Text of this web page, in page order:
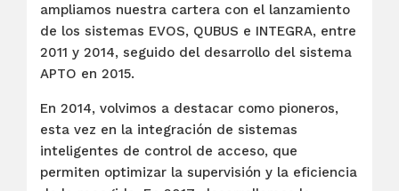
ampliamos nuestra cartera con el lanzamiento
de los sistemas EVOS, QUBUS e INTEGRA, entre
2011 y 2014, seguido del desarrollo del sistema
APTO en 2015.
En 2014, volvimos a destacar como pioneros,
esta vez en la integración de sistemas
inteligentes de control de acceso, que
permiten optimizar la supervisión y la eficiencia